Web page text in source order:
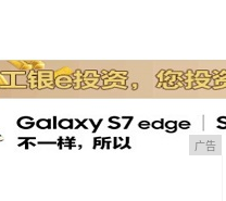
广告